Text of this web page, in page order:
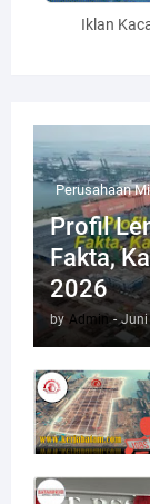
Iklan
Perusahaan
Profil
Fakta,
2026
by Admin - Juni